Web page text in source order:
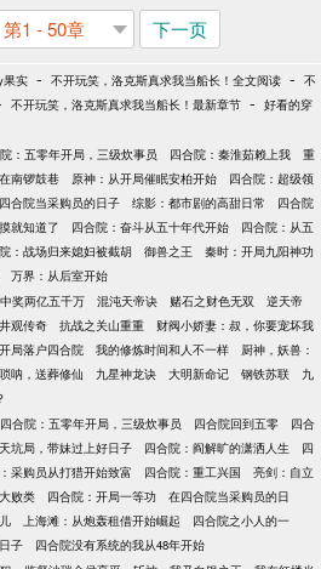
第1 - 50章 下一页
果实 - 不开玩笑，洛克斯真求我当船长！全文阅读 - 不
不开玩笑，洛克斯真求我当船长！最新章节 - 好看的穿
：五零年开局，三级炊事员 四合院：秦淮茹赖上我
重
南锣鼓巷 原神：从开局催眠安柏开始
四合院：超级领
合院当采购员的日子 综影：都市剧的高甜日常
四合院
就知道了 四合院：奋斗从五十年代开始
四合院：从五
：战场归来媳妇被截胡 御兽之王
秦时：开局九阳神功
万界：从后室开始
奖两亿五千万 混沌天帝诀 赌石之财色无双
逆天帝
观传奇 抗战之关山重重
财阀小娇妻：叔，你要宠坏我
局落户四合院 我的修炼时间和人不一样
厨神，妖兽：
呐，送葬修仙 九星神龙诀 大明新命记 钢铁苏联
九
四合院：五零年开局，三级炊事员 四合院回到五零
四合
坑局，带妹过上好日子 四合院：阎解旷的潇洒人生
四
采购员从打猎开始致富 四合院：重工兴国
亮剑：自立
败类 四合院：开局一等功
在四合院当采购员的日
上海滩：从炮轰租借开始崛起
四合院之小人的一
子 四合院没有系统的我从48年开始